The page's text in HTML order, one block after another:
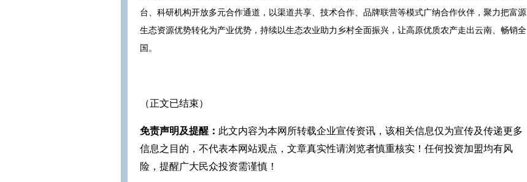
台、科研机构开放多元合作通道，以渠道共享、技术合作、品牌联营等模式广纳合作伙伴，聚力把富源
生态资源优势转化为产业优势，持续以生态农业助力乡村全面振兴，让高原优质农产走出云南、畅销全
国。
（正文已结束）
免责声明及提醒： 此文内容为本网所转载企业宣传资讯，该相关信息仅为宣传及传递更多
信息之目的，不代表本网站观点，文章真实性请浏览者慎重核实！任何投资加盟均有风
险，提醒广大民众投资需谨慎！